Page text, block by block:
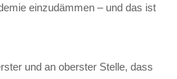
einzudämmen – und das ist
und an oberster Stelle, dass